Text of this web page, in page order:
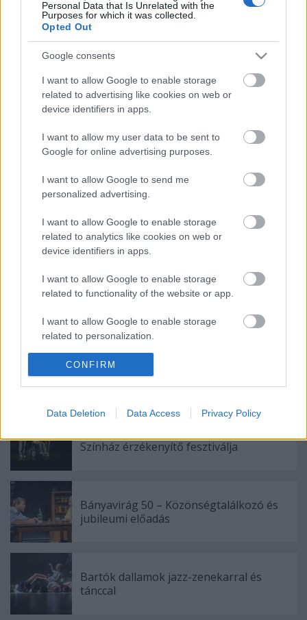
Personal Data that Is Unrelated with the
Purposes for which it was collected.
Opted Out
Google consents
I want to allow Google to enable storage
related to advertising like cookies on web or
device identifiers in apps.
I want to allow my user data to be sent to
Google for online advertising purposes.
I want to allow Google to send me
personalized advertising.
I want to allow Google to enable storage
related to analytics like cookies on web or
device identifiers in apps.
I want to allow Google to enable storage
related to functionality of the website or app.
I want to allow Google to enable storage
related to personalization.
I want to allow Google to enable storage
related to security, including authentication
CONFIRM
Data Deletion Data Access Privacy Policy
Az erős hagyományokkal rendelkező európai
cirkusz, amely különböző kultúrákból érkező,
különböző nyelvet beszélő művészeket fogad be,
éppen a nyitottsága miatt alkalmas arra, hogy
elősegítse a más etnikai és szociális háttérrel
érkezők kommunikációját.
kelet-európai akrobatikus színházi előadást”
Primo Levi Ember ez?,Alekszandr Szolzsenyicin
Ivan Gyeniszovics egy napja
inspirálta.
Ajánlott bejegyzések:
Színház érzékenyítő fesztiválja
Bányavirág 50 – Közönségtalálkozó és
jubileumi előadás
Bartók dallamok jazz-zenekarral és
tánccal